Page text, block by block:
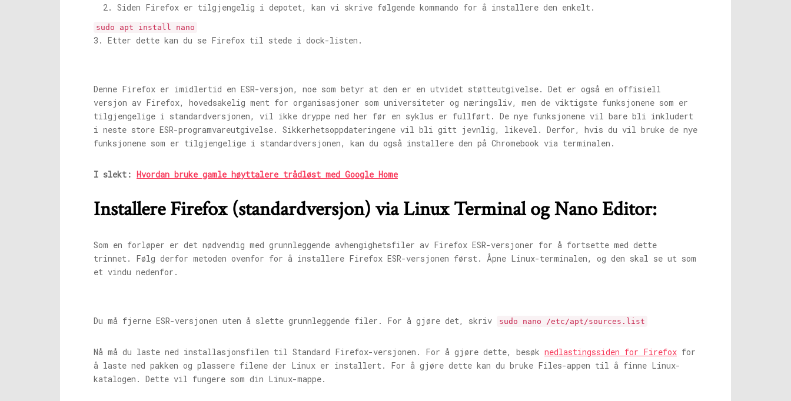
Siden Firefox er tilgjengelig i depotet, kan vi skrive følgende kommando for å installere den enkelt.
sudo apt install nano
3. Etter dette kan du se Firefox til stede i dock-listen.
Denne Firefox er imidlertid en ESR-versjon, noe som betyr at den er en utvidet støtteutgivelse. Det er også en offisiell
versjon av Firefox, hovedsakelig ment for organisasjoner som universiteter og næringsliv, men de viktigste funksjonene som er
tilgjengelige i standardversjonen, vil ikke dryppe ned her før en syklus er fullført. De nye funksjonene vil bare bli inkludert
i neste store ESR-programvareutgivelse. Sikkerhetsoppdateringene vil bli gitt jevnlig, likevel. Derfor, hvis du vil bruke de nye
funksjonene som er tilgjengelige i standardversjonen, kan du også installere den på Chromebook via terminalen.
I slekt: Hvordan bruke gamle høyttalere trådløst med Google Home
Installere Firefox (standardversjon) via Linux Terminal og Nano Editor:
Som en forløper er det nødvendig med grunnleggende avhengighetsfiler av Firefox ESR-versjoner for å fortsette med dette
trinnet. Følg derfor metoden ovenfor for å installere Firefox ESR-versjonen først. Åpne Linux-terminalen, og den skal se ut som
et vindu nedenfor.
Du må fjerne ESR-versjonen uten å slette grunnleggende filer. For å gjøre det, skriv sudo nano /etc/apt/sources.list
Nå må du laste ned installasjonsfilen til Standard Firefox-versjonen. For å gjøre dette, besøk nedlastingssiden for Firefox for
å laste ned pakken og plassere filene der Linux er installert. For å gjøre dette kan du bruke Files-appen til å finne Linux-
katalogen. Dette vil fungere som din Linux-mappe.